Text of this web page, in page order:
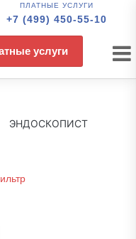
ПЛАТНЫЕ УСЛУГИ
+7 (499) 450-55-10
услуги
ЭНДОСКОПИСТ